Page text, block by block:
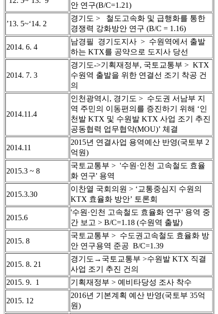
안 연구(B/C=1.21)
’13. 5~‘14. 2
경기도 > 철도고속화 및 급행화를 통한
경쟁력 강화방안 연구 (B/C = 1.16)
2014. 6. 4
남경필 경기도지사 > 수원역에서 출발
하는 KTX를 공약으로 도지사 당선
2014. 7. 3
경기도->기획재정부, 국토교통부 > KTX
수원역 출발을 위한 연결선 조기 착공 건
의
2014.11.4
인천광역시, 경기도 > 수도권 서남부 지
역 주민의 이동편의를 증진하기 위해 ‘인
천발 KTX 및 수원발 KTX 사업 조기 추진
공동협력 업무협약(MOU)’ 체결
2014.11
2015년 연결사업 용역예산 반영(국토부 2
억원)
2015.3 ~ 8
국토교통부 > '수원·인천 고속철도 효율
화 연구' 용역
2015.3.30
이찬열 국회의원 > ‘교통중심지 수원의
KTX 효율화 방안’ 토론회
2015.6
'수원·인천 고속철도 효율화 연구' 용역 중
간 보고 > B/C=1.18 (수원역 출발)
2015. 8
국토교통부 > 수도권고속철도 효율화 방
안 연구용역 준공 B/C=1.39
2015. 8. 21
경기도→국토교통부 >수원발 KTX 직결
사업 조기 추진 건의
2015. 9. 1
기획재정부 > 예비타당성 조사 착수
2015. 12
2016년 기본계획 예산 반영(국토부 35억
원)